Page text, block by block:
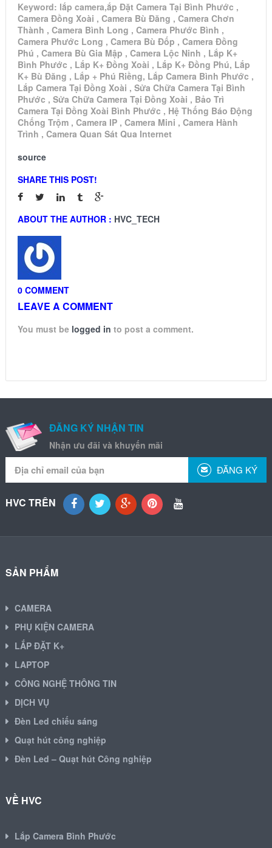
Keyword: lắp camera,ắp Đặt Camera Tại Bình Phước ,
Camera Đồng Xoài , Camera Bù Đăng , Camera Chơn
Thành , Camera Bình Long , Camera Phước Bình ,
Camera Phước Long , Camera Bù Đốp , Camera Đồng
Phú , Camera Bù Gia Mập , Camera Lộc Ninh , Lắp K+
Bình Phước , Lắp K+ Đồng Xoài , Lắp K+ Đồng Phú, Lắp
K+ Bù Đăng , Lắp + Phú Riềng, Lắp Camera Bình Phước ,
Lắp Camera Tại Đồng Xoài , Sửa Chữa Camera Tại Bình
Phước , Sửa Chữa Camera Tại Đồng Xoài , Bảo Trì
Camera Tại Đồng Xoài Bình Phước , Hệ Thống Báo Động
Chống Trộm , Camera IP , Camera Mini , Camera Hành
Trình , Camera Quan Sát Qua Internet
source
SHARE THIS POST!
ABOUT THE AUTHOR : HVC_TECH
0 COMMENT
LEAVE A COMMENT
You must be logged in to post a comment.
ĐĂNG KÝ NHẬN TIN
Nhận ưu đãi và khuyến mãi
ĐĂNG KÝ
HVC TRÊN
SẢN PHẨM
CAMERA
PHỤ KIỆN CAMERA
LẮP ĐẶT K+
LAPTOP
CÔNG NGHỆ THÔNG TIN
DỊCH VỤ
Đèn Led chiếu sáng
Quạt hút công nghiệp
Đèn Led – Quạt hút Công nghiệp
VỀ HVC
Lắp Camera Bình Phước